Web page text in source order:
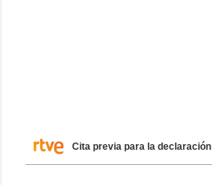
Cita previa para la declaración